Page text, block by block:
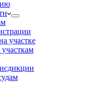
участке